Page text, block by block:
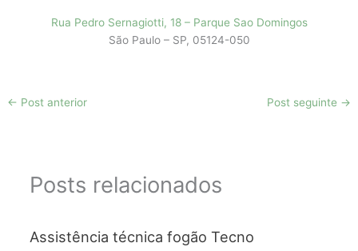
Rua Pedro Sernagiotti, 18 – Parque Sao Domingos
São Paulo – SP, 05124-050
← Post anterior Post seguinte →
Posts relacionados
Assistência técnica fogão Tecno